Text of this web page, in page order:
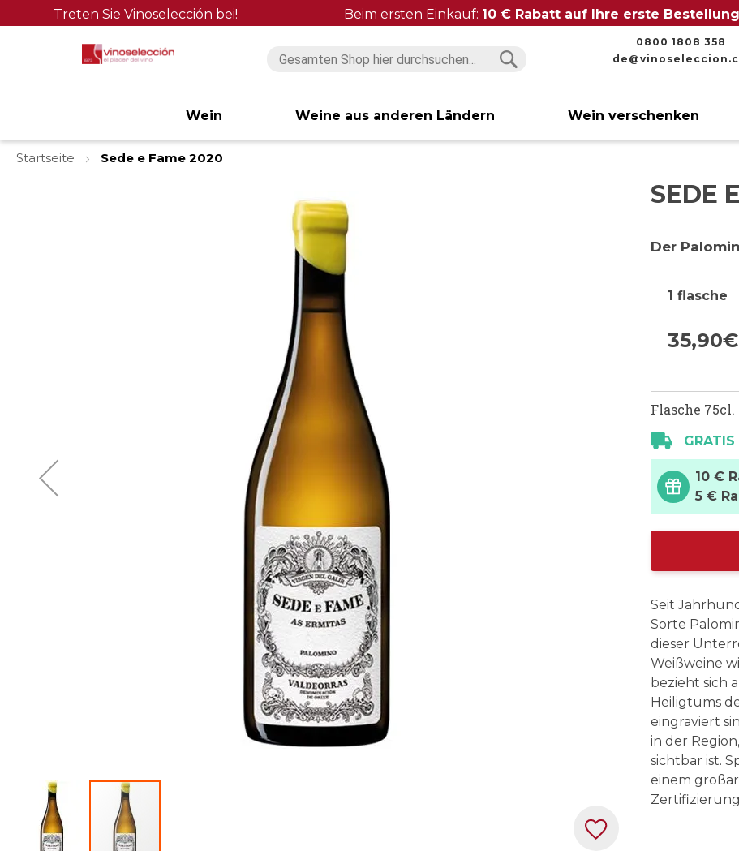
Treten Sie Vinoselección bei! Beim ersten Einkauf: 10 € Rabatt auf Ihre erste
0800 1808 358
Wein Weine aus anderen Ländern Wein verschenken
Startseite
Sede e Fame 2020
SEDE
Der
1 flasche
35,90€
Flasche 75cl.
GRATIS
10 €
5 €
Seit
Sorte
dieser
Weißweine
bezieht sich
Heiligtums
eingraviert
in der
sichtbar ist.
einem